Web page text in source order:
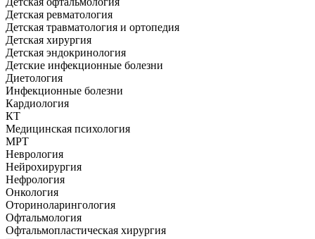
Детская ревматология
Детская травматология и ортопедия
Детская хирургия
Детская эндокринология
Детские инфекционные болезни
Диетология
Инфекционные болезни
Кардиология
КТ
Медицинская психология
МРТ
Неврология
Нейрохирургия
Нефрология
Онкология
Оториноларингология
Офтальмология
Офтальмопластическая хирургия